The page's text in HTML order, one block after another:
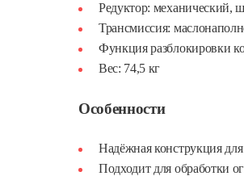
Редуктор: механический,
Трансмиссия:
Функция разблокировки
Вес: 74,5 кг
Особенности
Надёжная конструкция
Подходит для обработки